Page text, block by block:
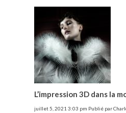
L’impression 3D dans la
juillet 5, 2021 3:03 pm Publié par